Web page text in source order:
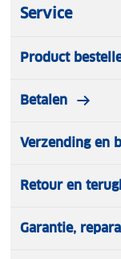
Service
Product
Betalen
Verzending en
Retour en
Garantie,